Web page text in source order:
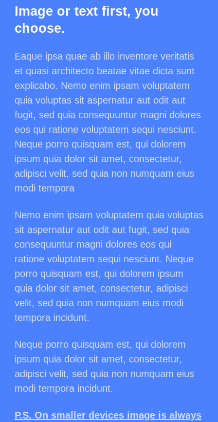
Image or text first, you
choose.
Eaque ipsa quae ab illo inventore veritatis
et quasi architecto beatae vitae dicta sunt
explicabo. Nemo enim ipsam voluptatem
quia voluptas sit aspernatur aut odit aut
fugit, sed quia consequuntur magni dolores
eos qui ratione voluptatem sequi nesciunt.
Neque porro quisquam est, qui dolorem
ipsum quia dolor sit amet, consectetur,
adipisci velit, sed quia non numquam eius
modi tempora
Nemo enim ipsam voluptatem quia voluptas
sit aspernatur aut odit aut fugit, sed quia
consequuntur magni dolores eos qui
ratione voluptatem sequi nesciunt. Neque
porro quisquam est, qui dolorem ipsum
quia dolor sit amet, consectetur, adipisci
velit, sed quia non numquam eius modi
tempora incidunt.
Neque porro quisquam est, qui dolorem
ipsum quia dolor sit amet, consectetur,
adipisci velit, sed quia non numquam eius
modi tempora incidunt.
P.S. On smaller devices image is always